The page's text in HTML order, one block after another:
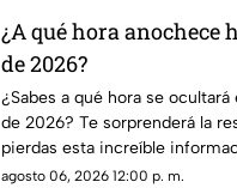
¿A qué hora anochece
de 2026?
¿Sabes a qué hora se
de 2026? Te sorprenderá la
pierdas esta increíble
amanecer y el anochecer!
agosto 06, 2026 12:00 p. m.